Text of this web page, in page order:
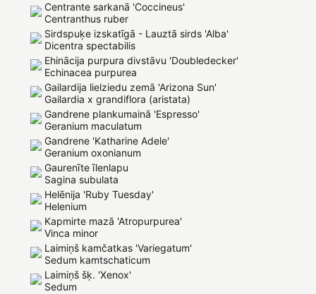
Centrante sarkanā 'Coccineus'
Centranthus ruber
Sirdspuķe izskatīgā - Lauztā sirds 'Alba'
Dicentra spectabilis
Ehinācija purpura divstāvu 'Doubledecker'
Echinacea purpurea
Gailardija lielziedu zemā 'Arizona Sun'
Gailardia x grandiflora (aristata)
Gandrene plankumainā 'Espresso'
Geranium maculatum
Gandrene 'Katharine Adele'
Geranium oxonianum
Gaurenīte īlenlapu
Sagina subulata
Helēnija 'Ruby Tuesday'
Helenium
Kapmirte mazā 'Atropurpurea'
Vinca minor
Laimiņš kamčatkas 'Variegatum'
Sedum kamtschaticum
Laimiņš šķ. 'Xenox'
Sedum